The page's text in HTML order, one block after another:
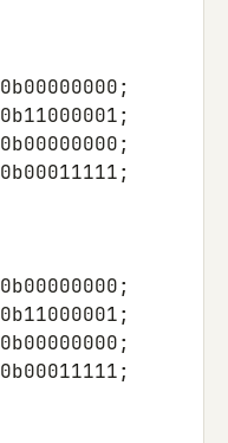
0b00000000;
0b11000001;
0b00000000;
0b00011111;
0b00000000;
0b11000001;
0b00000000;
0b00011111;